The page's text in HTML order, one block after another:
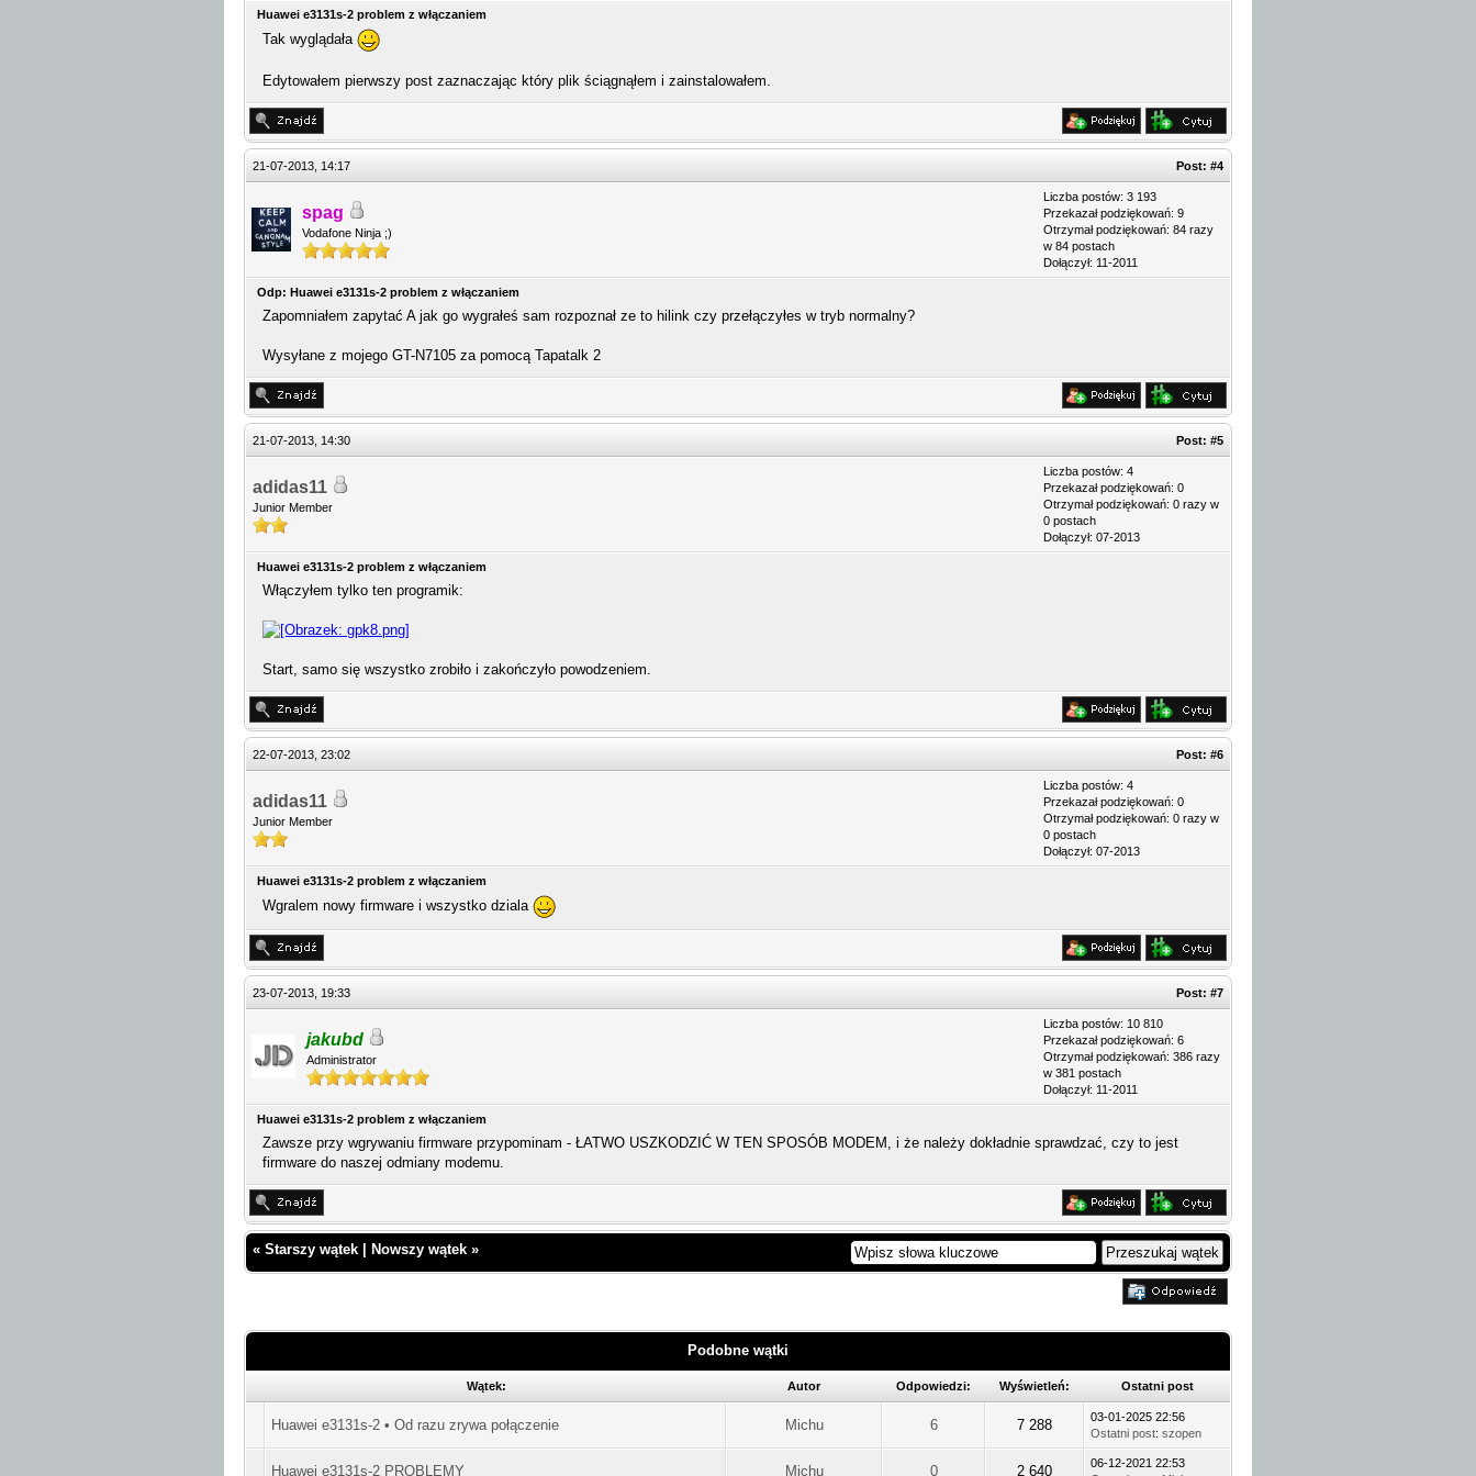
Huawei e3131s-2 problem z włączaniem
Tak wyglądała
Edytowałem pierwszy post zaznaczając który plik ściągnąłem i zainstalowałem.
21-07-2013, 14:17 Post: #4
spag
Vodafone Ninja ;)
Liczba postów: 3 193
Przekazał podziękowań: 9
Otrzymał podziękowań: 84 razy
w 84 postach
Dołączył: 11-2011
Odp: Huawei e3131s-2 problem z włączaniem
Zapomniałem zapytać A jak go wygrałeś sam rozpoznał ze to hilink czy przełączyłes w tryb normalny?
Wysyłane z mojego GT-N7105 za pomocą Tapatalk 2
21-07-2013, 14:30 Post: #5
adidas11
Junior Member
Liczba postów: 4
Przekazał podziękowań: 0
Otrzymał podziękowań: 0 razy w
0 postach
Dołączył: 07-2013
Huawei e3131s-2 problem z włączaniem
Włączyłem tylko ten programik:
Start, samo się wszystko zrobiło i zakończyło powodzeniem.
22-07-2013, 23:02 Post: #6
adidas11
Junior Member
Liczba postów: 4
Przekazał podziękowań: 0
Otrzymał podziękowań: 0 razy w
0 postach
Dołączył: 07-2013
Huawei e3131s-2 problem z włączaniem
Wgralem nowy firmware i wszystko dziala
23-07-2013, 19:33 Post: #7
jakubd
Administrator
Liczba postów: 10 810
Przekazał podziękowań: 6
Otrzymał podziękowań: 386 razy
w 381 postach
Dołączył: 11-2011
Huawei e3131s-2 problem z włączaniem
Zawsze przy wgrywaniu firmware przypominam - ŁATWO USZKODZIĆ W TEN SPOSÓB MODEM, i że należy dokładnie sprawdzać, czy to jest
firmware do naszej odmiany modemu.
« Starszy wątek Nowszy wątek »
Podobne wątki
Wątek: Autor Odpowiedzi: Wyświetleń: Ostatni post
Huawei e3131s-2 • Od razu zrywa połączenie Michu 6 7 288
03-01-2025 22:56
Ostatni post: szopen
Huawei e3131s-2 PROBLEMY Michu 0 2 640
06-12-2021 22:53